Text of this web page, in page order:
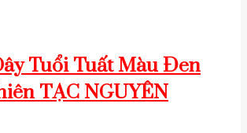
Tuổi Tuất Màu Đen
TẠC NGUYÊN